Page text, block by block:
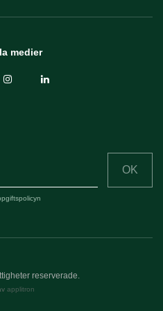
medier
OK
reserverade.
applitron